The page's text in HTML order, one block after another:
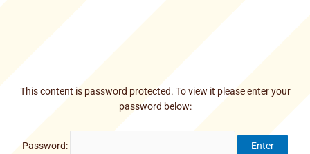
This content is password protected. To view it please enter your
password below:
Password: